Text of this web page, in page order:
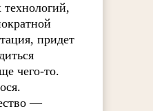
придет
чего-то.
—